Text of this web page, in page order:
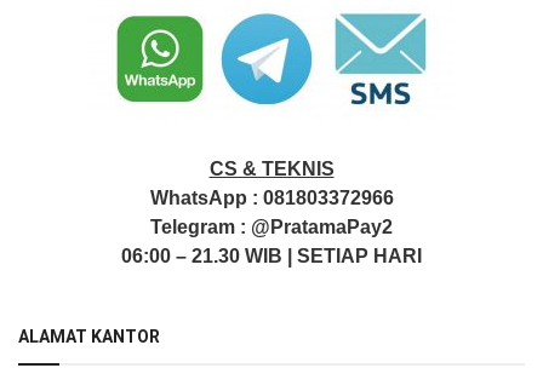
CS & TEKNIS
WhatsApp : 081803372966
Telegram : @PratamaPay2
06:00 – 21.30 WIB | SETIAP HARI
ALAMAT KANTOR